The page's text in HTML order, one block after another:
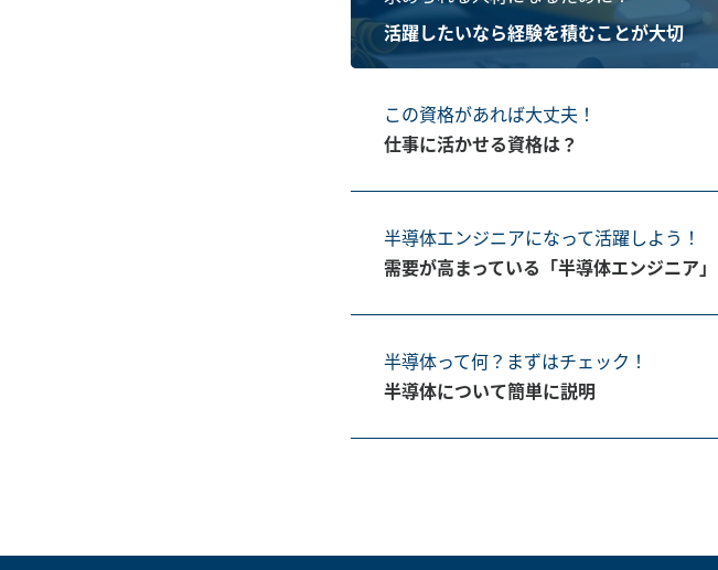
活躍したいなら経験を積むことが大切
この資格があれば大丈夫！
仕事に活かせる資格は？
半導体エンジニアになって活躍しよう！
需要が高まっている「半導体エンジニア」
半導体って何？まずはチェック！
半導体について簡単に説明